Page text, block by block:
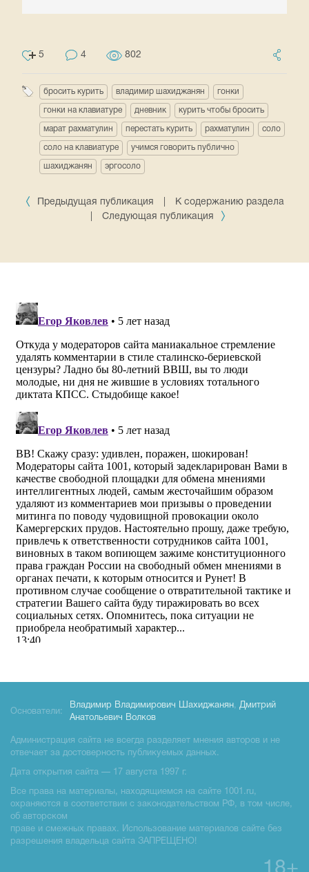
5 4 802
бросить курить владимир шахиджанян гонки
гонки на клавиатуре дневник курить чтобы бросить
марат рахматулин перестать курить рахматулин соло
соло на клавиатуре учимся говорить публично
шахиджанян эргосоло
Предыдущая публикация
К содержанию раздела
Следующая публикация
Основатели:
Владимир Владимирович Шахиджанян, Дмитрий
Анатольевич Волков
Администрация сайта не всегда разделяет мнения авторов и не
отвечает за достоверность публикуемых данных.
Дата открытия сайта — 17 августа 1997 г.
Все права на материалы, находящиемся на сайте 1001.ru,
охраняются в соответствии с законодательством РФ, в том числе,
об авторском
праве и смежных правах. Использование материалов сайте без
разрешения владельца сайта ЗАПРЕЩЕНО!